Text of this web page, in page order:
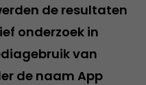
de resultaten
onderzoek in
van
de naam App